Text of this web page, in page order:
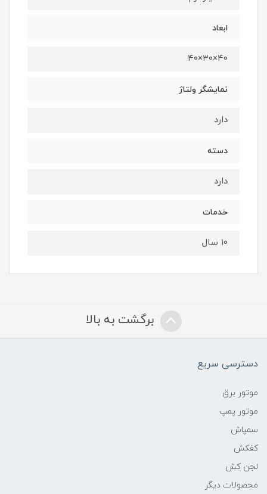
ابعاد
۴۰×۳۰×۴۰
نمایشگر ولتاژ
دارد
دسته
دارد
خدمات
۱۰ سال
برگشت به بالا
دسترسی سریع
موتور برق
موتور پمپ
سمپاش
کفکش
لجن کش
محصولات دیگر